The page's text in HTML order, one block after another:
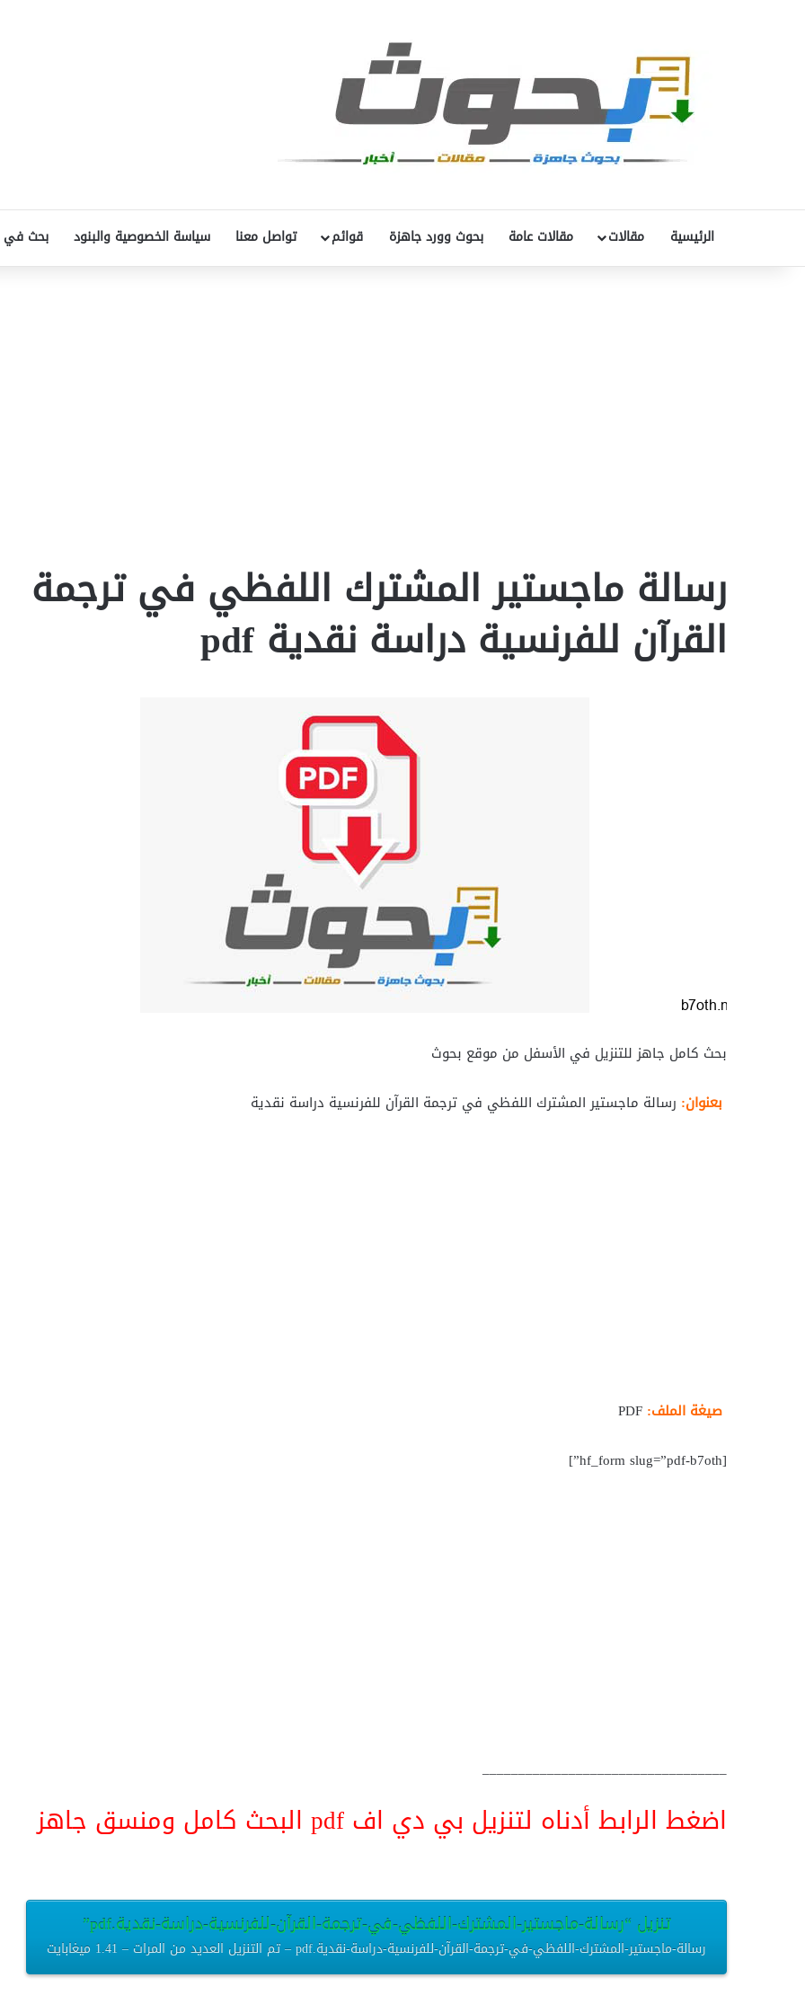
الرئيسية مقالات مقالات عامة بحوث وورد جاهزة قوائم تواصل معنا سياسة الخصوصية والبنود بحث في
رسالة ماجستير المشترك اللفظي في ترجمة
القرآن للفرنسية دراسة نقدية pdf
بحث كامل جاهز للتنزيل في الأسفل من موقع بحوث
بعنوان: رسالة ماجستير المشترك اللفظي في ترجمة القرآن للفرنسية دراسة نقدية
صيغة الملف:
[hf_form slug=”pdf-b7oth”]
__________________________________
اضغط الرابط أدناه لتنزيل بي دي اف pdf البحث كامل ومنسق جاهز
تنزيل “رسالة-ماجستير-المشترك-اللفظي-في-ترجمة-القرآن-للفرنسية-دراسة-نقدية.pdf”
رسالة-ماجستير-المشترك-اللفظي-في-ترجمة-القرآن-للفرنسية-دراسة-نقدية.pdf – تم التنزيل العديد من المرات – 1.41 ميغابايت